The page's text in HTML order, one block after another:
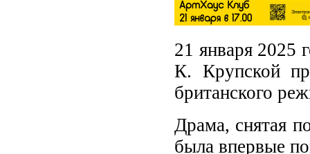
21 января 2025
К. Крупской
британского
Драма, снятая
была впервые